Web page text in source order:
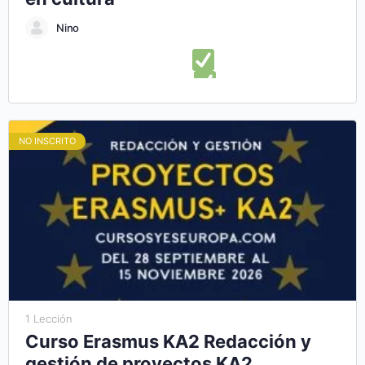
Nino
para el diseño de una estructura de plan de negocios
Presentar con éxito un plan de negocio cultural
Descubrir
herramientas para diseñar un plan de empresa cultural
Aprender a administrar y ejecutar correctamente tu plan de
NO INSCRITO
1 Lección
Curso Erasmus KA2 Redacción y